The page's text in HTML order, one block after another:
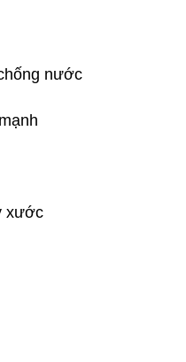
nước
xước